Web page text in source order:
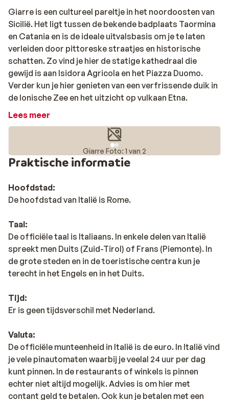
Giarre is een cultureel pareltje in het noordoosten van
Sicilië. Het ligt tussen de bekende badplaats Taormina
en Catania en is de ideale uitvalsbasis om je te laten
verleiden door pittoreske straatjes en historische
schatten. Zo vind je hier de statige kathedraal die
gewijd is aan Isidora Agricola en het Piazza Duomo.
Verder kun je hier genieten van een verfrissende duik in
de Ionische Zee en het uitzicht op vulkaan Etna.
Lees meer
Giarre Foto: 1 van 2
Praktische informatie
Hoofdstad:
De hoofdstad van Italië is Rome.
Taal:
De officiële taal is Italiaans. In enkele delen van Italië
spreekt men Duits (Zuid-Tirol) of Frans (Piemonte). In
de grote steden en in de toeristische centra kun je
terecht in het Engels en in het Duits.
Tijd:
Er is geen tijdsverschil met Nederland.
Valuta:
De officiële munteenheid in Italië is de euro. In Italië vind
je vele pinautomaten waarbij je veelal 24 uur per dag
kunt pinnen. In de restaurants of winkels is pinnen
echter niet altijd mogelijk. Advies is om hier met
contant geld te betalen. Ook kun je betalen met een